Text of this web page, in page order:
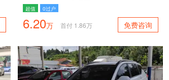
超值
0过户
6.20万 首付 1.86万 免费咨询